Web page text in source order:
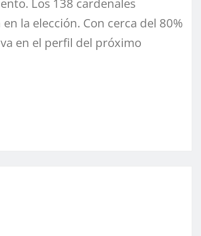
la elección. Con cerca del 80%
en el perfil del próximo